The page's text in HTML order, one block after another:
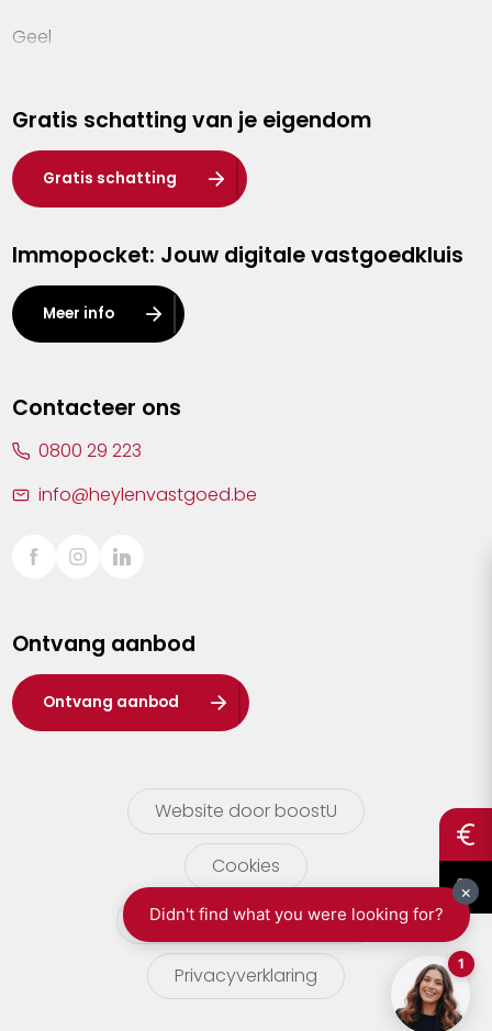
Geel
Hasselt
Heist-op-den-Berg
Herentals
Kalmthout
Leuven
Lier
Sint-Truiden
Waasland
Wuustwezel
Zoersel
Gratis schatting van je eigendom
Gratis schatting
Immopocket: Jouw digitale vastgoedkluis
Meer info
Contacteer ons
0800 29 223
info@heylenvastgoed.be
Ontvang aanbod
Ontvang aanbod
Website door boostU
Cookies
gebruikersvoorwaarden
Privacyverklaring